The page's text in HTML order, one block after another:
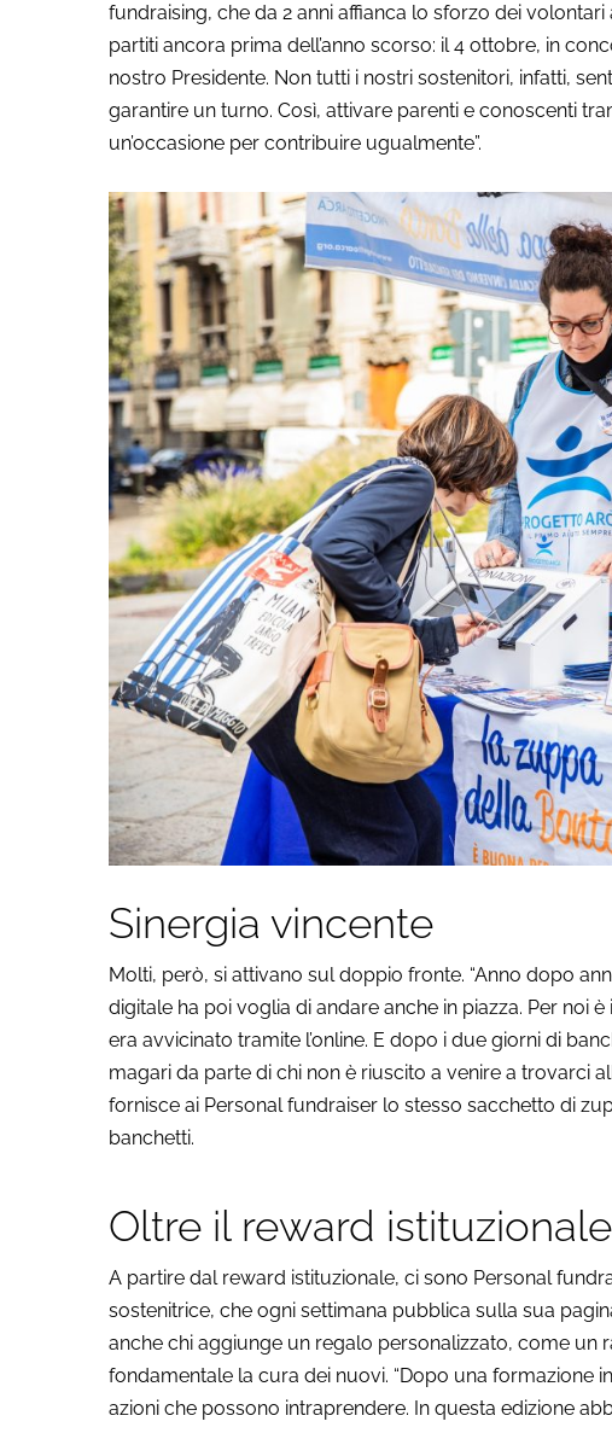
fundraising, che da 2 anni affianca lo sforzo dei
partiti ancora prima dell’anno scorso: il 4 ottobre, in
nostro Presidente. Non tutti i nostri sostenitori, infatti,
garantire un turno. Così, attivare parenti e conoscenti
un’occasione per contribuire ugualmente”.
Sinergia vincente
Molti, però, si attivano sul doppio fronte. “Anno dopo
digitale ha poi voglia di andare anche in piazza. Per noi
era avvicinato tramite l’online. E dopo i due giorni di
magari da parte di chi non è riuscito a venire a trovarci
fornisce ai Personal fundraiser lo stesso sacchetto di
banchetti.
Oltre il reward istituzionale
A partire dal reward istituzionale, ci sono Personal
sostenitrice, che ogni settimana pubblica sulla sua
anche chi aggiunge un regalo personalizzato, come un
fondamentale la cura dei nuovi. “Dopo una formazione
azioni che possono intraprendere. In questa edizione